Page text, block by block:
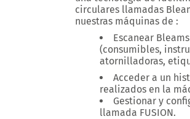
circulares llamadas
nuestras máquinas de :
Escanear
(consumibles,
atornilladoras,
Acceder a un
realizados en la
Gestionar y
llamada FUSION.